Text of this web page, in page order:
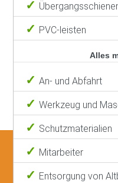
PVC-leisten
Alles
An- und Abfahrt
Werkzeug und
Schutzmaterialien
Mitarbeiter
Entsorgung von